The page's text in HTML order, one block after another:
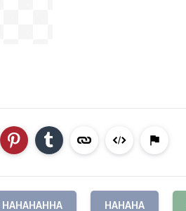
HAHAHAHHA HAHAHA